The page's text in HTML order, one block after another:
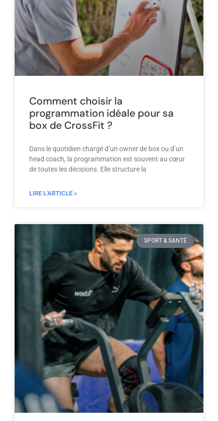
Comment choisir la
programmation idéale pour sa
box de CrossFit ?
Dans le quotidien chargé d’un owner de box ou d’un
head coach, la programmation est souvent au cœur
de toutes les décisions. Elle structure la
LIRE L'ARTICLE »
SPORT & SANTÉ